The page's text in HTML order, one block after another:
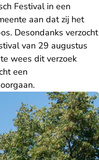
Festival in een
aan dat zij het
Desondanks verzocht
van 29 augustus
wees dit verzoek
een